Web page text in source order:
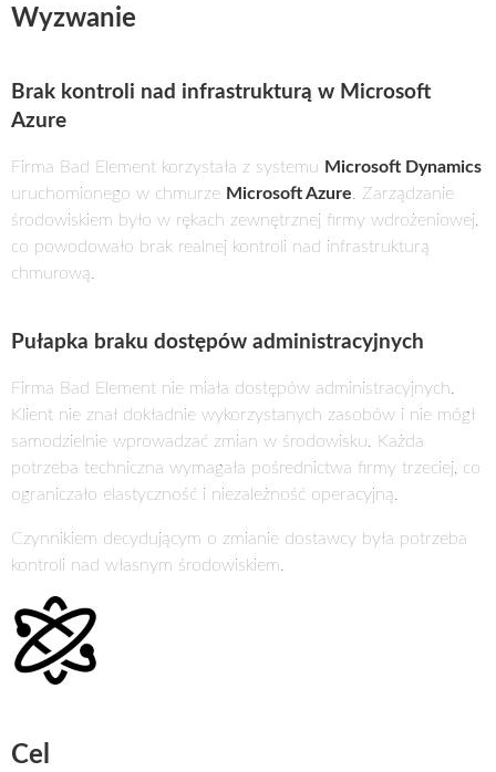
Wyzwanie
Brak kontroli nad infrastrukturą w Microsoft
Azure
Firma Bad Element korzystała z systemu Microsoft Dynamics
uruchomionego w chmurze Microsoft Azure. Zarządzanie
środowiskiem było w rękach zewnętrznej firmy wdrożeniowej,
co powodowało brak realnej kontroli nad infrastrukturą
chmurową.
Pułapka braku dostępów administracyjnych
Firma Bad Element nie miała dostępów administracyjnych.
Klient nie znał dokładnie wykorzystanych zasobów i nie mógł
samodzielnie wprowadzać zmian w środowisku. Każda
potrzeba techniczna wymagała pośrednictwa firmy trzeciej, co
ograniczało elastyczność i niezależność operacyjną.
Czynnikiem decydującym o zmianie dostawcy była potrzeba
kontroli nad własnym środowiskiem.
Cel